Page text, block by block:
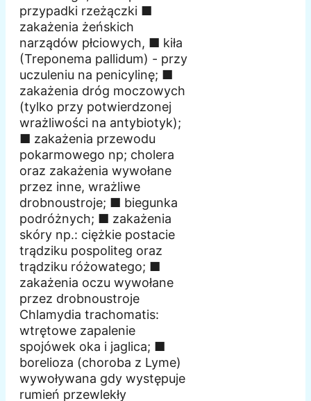
przypadki rzeżączki ■
zakażenia żeńskich
narządów płciowych, ■ kiła
(Treponema pallidum) - przy
uczuleniu na penicylinę; ■
zakażenia dróg moczowych
(tylko przy potwierdzonej
wrażliwości na antybiotyk);
■ zakażenia przewodu
pokarmowego np; cholera
oraz zakażenia wywołane
przez inne, wrażliwe
drobnoustroje; ■ biegunka
podróżnych; ■ zakażenia
skóry np.: ciężkie postacie
trądziku pospoliteg oraz
trądziku różowatego; ■
zakażenia oczu wywołane
przez drobnoustroje
Chlamydia trachomatis:
wtrętowe zapalenie
spojówek oka i jaglica; ■
borelioza (choroba z Lyme)
wywoływana gdy występuje
rumień przewlekły